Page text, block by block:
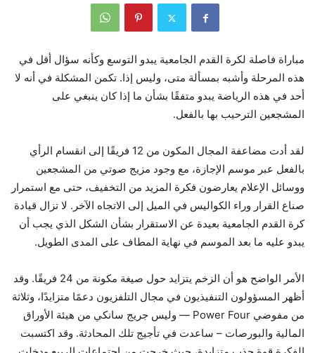
مباراة فاصلة لكرة القدم الجامعية يبدو التوسع وكأنه سؤال أقل في
هذه المرحلة وأشبه بمسألة متى، وليس إذا. تكمن المشكلة في أنه لا
أحد في هذه الرياضة يبدو متفقًا بشأن ما إذا كان ينبغي على
المشجعين الترحيب بها بالفعل.
لقد أدت مضاعفة المجال المكون من 12 فريقًا إلى انقسام الرأي
بالفعل عبر موسم الإجازة، مع وجود مزيج صوتي من المشجعين
ووسائل الإعلام يعارضون فكرة المزيد من التخفيف، حتى مع استمرار
صناع القرار وراء الكواليس في الميل إلى الاتجاه الآخر. لا تزال قيادة
كرة القدم الجامعية بعيدة عن الاستقرار بشأن الشكل الذي يجب أن
يبدو عليه ما بعد الموسم في نهاية المطاف على المدى الطويل.
الأمر الواضح هو أن الزخم يتزايد حول صيغة مكونة من 24 فريقًا. وقد
أظهر المسؤولون التنفيذيون في مجال التلفزيون دعمًا متزايدًا، وثلاثة
من مفوضي Power Four —
وليس جريج سانكي من هيئة الأوراق
المالية والبورصات – ساعدت في تأجيج تلك المحادثة. وقد اكتسبت